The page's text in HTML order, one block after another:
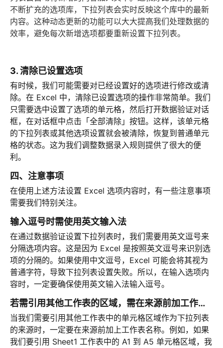
不断扩充的选项库，下拉列表会实时反映这个库中的最新
内容。这种动态更新的功能可以大大提高我们处理数据的
效率，避免每次新增选项都要重新设置下拉列表。
3. 清除已设置选项
有时候，我们可能需要对已经设置好的选项进行修改或清
除。在 Excel 中，清除已设置选项的操作非常简单。我们
只需要选中设置了选项的单元格，然后打开数据验证对话
框，在对话框中点击「全部清除」按钮。这样，该单元格
的下拉列表或其他选项设置就会被清除，恢复到普通单元
格的状态。这为我们调整数据录入规则提供了很大的便
利。
四、注意事项
在使用上述方法设置 Excel 选项内容时，有一些注意事项
需要我们特别关注。
输入逗号时需使用英文输入法
在通过数据验证设置下拉列表时，我们需要用英文逗号来
分隔选项内容。这是因为 Excel 是按照英文逗号来识别选
项的分隔的。如果使用中文逗号，Excel 可能会将其视为
普通字符，导致下拉列表设置失败。所以，在输入选项内
容时，一定要确保使用英文输入法输入逗号。
若需引用其他工作表的区域，需在来源前加工作表名称
当我们需要引用其他工作表中的单元格区域作为下拉列表
的来源时，一定要在来源前加上工作表名称。例如，如果
我们要引用 Sheet1 工作表中的 A1 到 A5 单元格区域，我